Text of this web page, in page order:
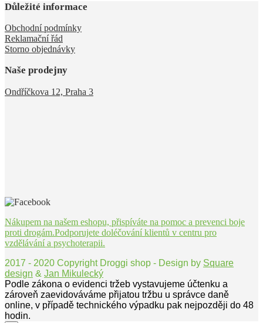
Důležité informace
Obchodní podmínky
Reklamační řád
Storno objednávky
Naše prodejny
Ondříčkova 12, Praha 3
Nákupem na našem eshopu, přispíváte na pomoc a prevenci boje
proti drogám.Podporujete doléčování klientů v centru pro
vzdělávání a psychoterapii.
2017 - 2020 Copyright Droggi shop - Design by Square
design & Jan Mikulecký
Podle zákona o evidenci tržeb vystavujeme účtenku a
zároveň zaevidováváme přijatou tržbu u správce daně
online, v případě technického výpadku pak nejpozději do 48
hodin.